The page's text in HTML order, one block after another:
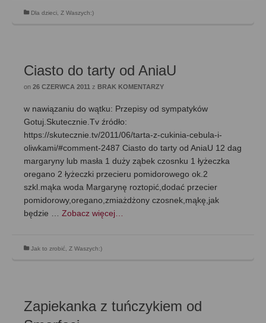
Dla dzieci Z Waszych:)
Ciasto do tarty od AniaU
on 26 CZERWCA 2011 z BRAK KOMENTARZY
w nawiązaniu do wątku: Przepisy od sympatyków
Gotuj.Skutecznie.Tv źródło:
https://skutecznie.tv/2011/06/tarta-z-cukinia-cebula-i-
oliwkami/#comment-2487 Ciasto do tarty od AniaU 12 dag
margaryny lub masła 1 duży ząbek czosnku 1 łyżeczka
oregano 2 łyżeczki przecieru pomidorowego ok.2
szkl.mąka woda Margarynę roztopić,dodać przecier
pomidorowy,oregano,zmiażdżony czosnek,mąkę,jak
będzie … Zobacz więcej…
Jak to zrobić Z Waszych:)
Zapiekanka z tuńczykiem od